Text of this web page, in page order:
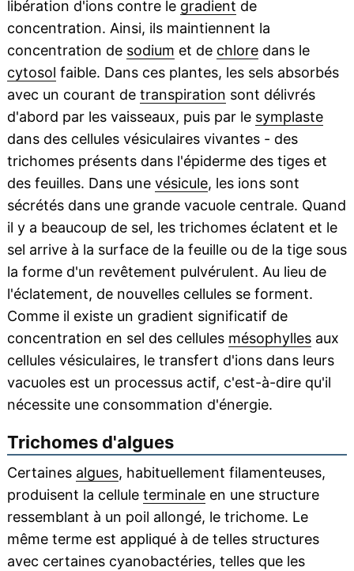
libération d'ions contre le gradient de
concentration. Ainsi, ils maintiennent la
concentration de sodium et de chloredans le
cytosol faible. Dans ces plantes, les sels absorbés
avec un courant de transpiration sont délivrés
d'abord par les vaisseaux, puis par le symplaste
dans des cellules vésiculaires vivantes - des
trichomes présents dans l'épiderme des tiges et
des feuilles. Dans une vésicule, les ions sont
sécrétés dans une grande vacuole centrale. Quand
il y a beaucoup de sel, les trichomes éclatent et le
sel arrive à la surface de la feuille ou de la tige sous
la forme d'un revêtement pulvérulent. Au lieu de
l'éclatement, de nouvelles cellules se forment.
Comme il existe un gradient significatif de
concentration en sel des cellules mésophyllesaux
cellules vésiculaires, le transfert d'ions dans leurs
vacuoles est un processus actif, c'est-à-dire qu'il
nécessite une consommation d'énergie.
Trichomes d'algues
Certaines algues, habituellement filamenteuses,
produisent la cellule terminaleen une structure
ressemblant à un poil allongé, le trichome. Le
même terme est appliqué à de telles structures
avec certaines cyanobactéries, telles que les